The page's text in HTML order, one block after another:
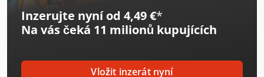
Manitou 100 Vjr
Matsuura Vx-1000
Weinbrenner Gp 100
Inzerujte nyní od 4,49 €*
Na vás čeká 11 milionů kupujících
Vložit inzerát nyní